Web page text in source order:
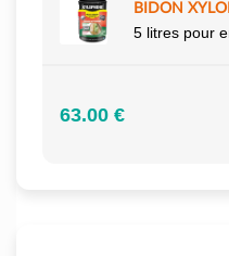
BIDON
5 litres pour
63.00 €